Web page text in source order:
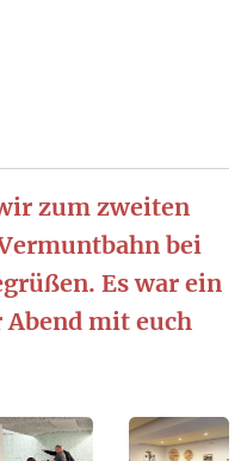
zum zweiten
bei
Es war ein
Abend mit euch